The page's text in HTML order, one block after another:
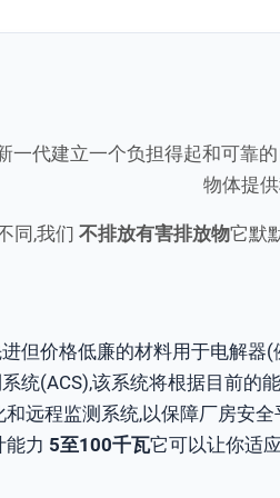
一代建立一个负担得起和可靠
物体提
同,我们 不排放有害排放物它默
但价格低廉的材料用于电解器(
统(ACS),该系统将根据目前的
远程监测系统,以保障厂房安
能力 5至100千瓦它可以让你适